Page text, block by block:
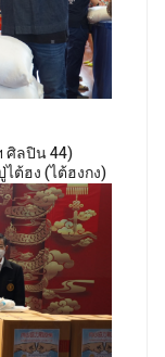
ศิลปิน 44)
ต้ฮง (ไต้ฮงกง)